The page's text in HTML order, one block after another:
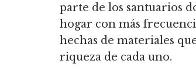
parte de los santuarios
hogar con más
hechas de materiales
riqueza de cada uno.